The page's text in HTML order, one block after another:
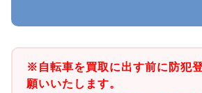
※自転車を買取に出す前に防犯
願いいたします。